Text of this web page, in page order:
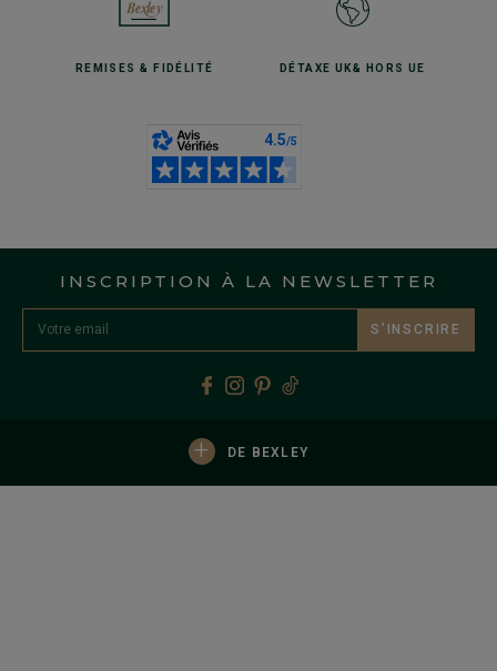
REMISES& FIDÉLITÉ DÉTAXE UK& HORS UE
INSCRIPTION À LA NEWSLETTER
S’INSCRIRE
+ DE BEXLEY